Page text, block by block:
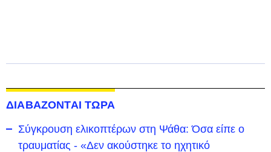
ΔΙΑΒΑΖΟΝΤΑΙ ΤΩΡΑ
Σύγκρουση ελικοπτέρων στη Ψάθα: Όσα είπε ο
τραυματίας - «Δεν ακούστηκε το ηχητικό